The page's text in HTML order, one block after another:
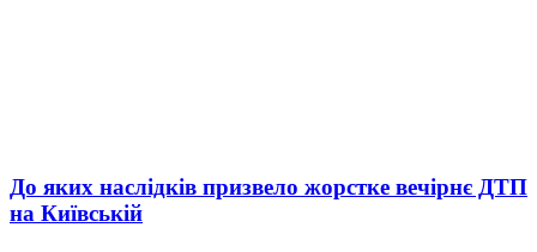
До яких наслідків призвело жорстке вечірнє ДТП
на Київській